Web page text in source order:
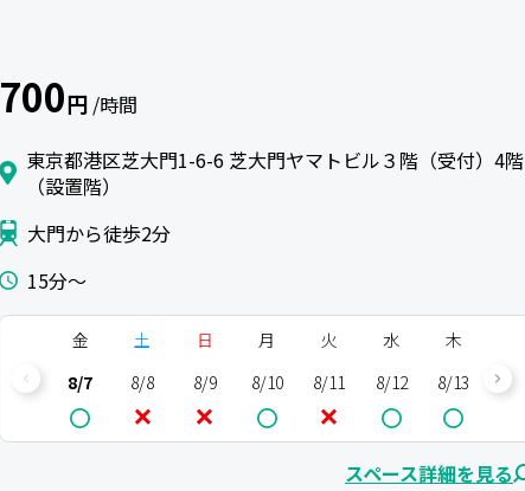
700円 /時間
東京都港区芝大門1-6-6 芝大門ヤマトビル３階（受付）4階
（設置階）
大門から徒歩2分
15分〜
金
8/7
土
8/8
日
8/9
月
8/10
火
8/11
水
8/12
木
8/13
8/14
スペース詳細を見る